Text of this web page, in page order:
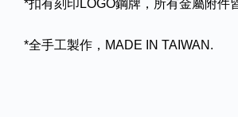
*扣有刻印LOGO鋼牌，所有金屬附件
*全手工製作，MADE IN TAIWAN.